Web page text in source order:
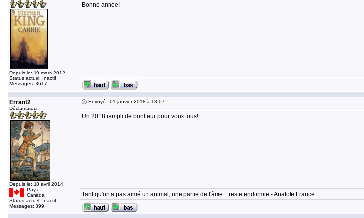
Depuis le: 19 mars 2012
Status actuel: Inactif
Messages: 3617
Bonne année!
Errant2
Déclamateur
Depuis le: 18 avril 2014
Pays:
Canada
Status actuel: Inactif
Messages: 899
Envoyé : 01 janvier 2018 à 13:07
Un 2018 rempli de bonheur pour vous tous!
Tant qu'on a pas aimé un animal, une partie de l'âme... reste endormie - Anatole France